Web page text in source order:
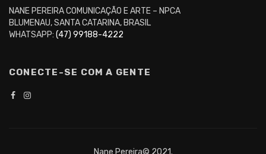
NANE PEREIRA COMUNICAÇÃO E ARTE – NPCA
BLUMENAU, SANTA CATARINA, BRASIL
WHATSAPP: (47) 99188-4222
CONECTE-SE COM A GENTE
Nane Pereira© 2021.